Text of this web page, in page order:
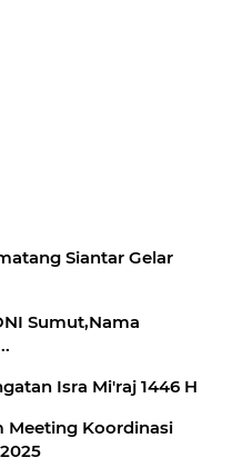
Siantar Gelar
Sumut,Nama
Isra Mi'raj 1446 H
Meeting Koordinasi